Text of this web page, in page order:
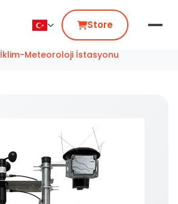
Store
İklim-Meteoroloji İstasyonu